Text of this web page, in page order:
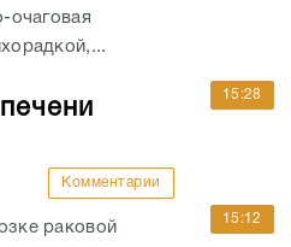
очаговая
Комментарии
раковой
15:28
15:12